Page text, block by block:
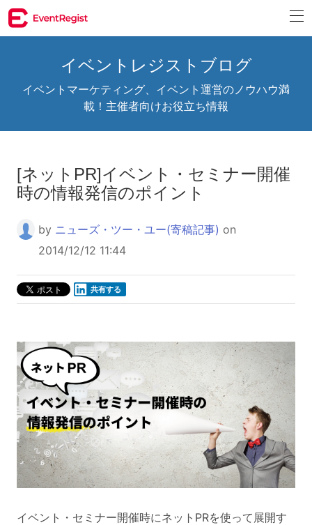
イベントレジストブログ
イベントマーケティング、イベント運営のノウハウ満
載！主催者向けお役立ち情報
[ネットPR]イベント・セミナー開催
時の情報発信のポイント
by ニューズ・ツー・ユー(寄稿記事) on
2014/12/12 11:44
共有する
イベント・セミナー開催時にネットPRを使って展開す